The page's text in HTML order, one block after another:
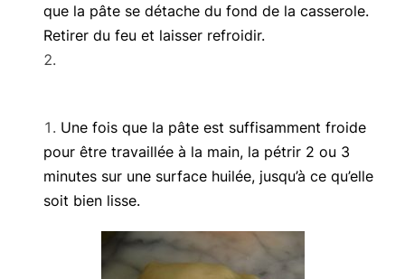
que la pâte se détache du fond de la casserole.
Retirer du feu et laisser refroidir.
Une fois que la pâte est suffisamment froide
pour être travaillée à la main, la pétrir 2 ou 3
minutes sur une surface huilée, jusqu’à ce qu’elle
soit bien lisse.